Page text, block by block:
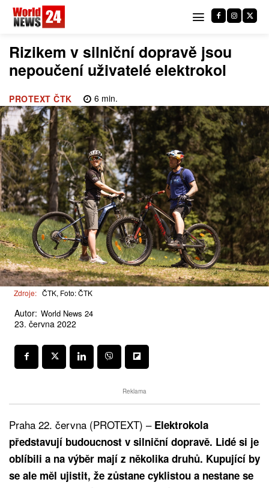
Rizikem v silniční dopravě jsou
nepoučení uživatelé elektrokol
PROTEXT ČTK 6min.
Zdroje: ČTK, Foto: ČTK
Autor: World News 24
23. června 2022
Reklama
Praha 22. června (PROTEXT) – Elektrokola
představují budoucnost v silniční dopravě. Lidé si je
oblíbili a na výběr mají z několika druhů. Kupující by
se ale měl ujistit, že zůstane cyklistou a nestane se